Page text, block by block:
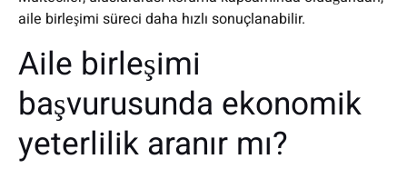
aile birleşimi süreci daha hızlı sonuçlanabilir.
Aile birleşimi
başvurusunda ekonomik
yeterlilik aranır mı?